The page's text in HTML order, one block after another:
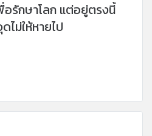
อรักษาโลก แต่อยู่ตรงนี้
ไม่ให้หายไป